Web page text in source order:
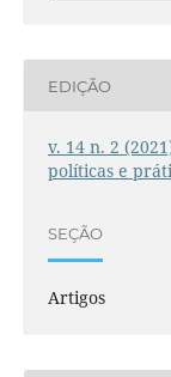
EDIÇÃO
v. 14 n. 2
políticas e
SEÇÃO
Artigos